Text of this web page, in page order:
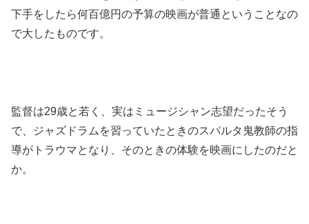
下手をしたら何百億円の予算の映画が普通ということなの
で大したものです。
監督は29歳と若く、実はミュージシャン志望だったそう
で、ジャズドラムを習っていたときのスパルタ鬼教師の指
導がトラウマとなり、そのときの体験を映画にしたのだと
か。